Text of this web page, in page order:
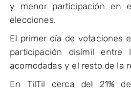
y menor participación en
elecciones.
El primer día de votaciones
participación disímil entre
acomodadas y el resto de la
En TilTil cerca del 21%